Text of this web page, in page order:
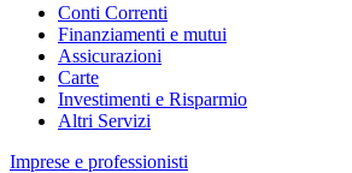
Conti Correnti
Finanziamenti e mutui
Assicurazioni
Carte
Investimenti e Risparmio
Altri Servizi
Imprese e professionisti